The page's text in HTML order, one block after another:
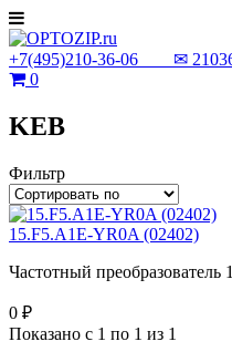
+7(495)210-36-06 ✉
0
KEB
Фильтр
15.F5.A1E-YR0A (02402)
Частотный
0 ₽
Показано с 1 по 1 из 1